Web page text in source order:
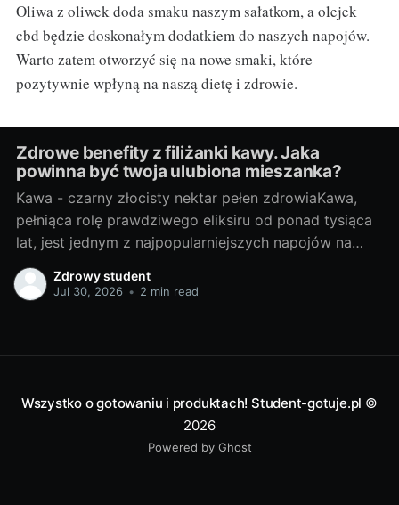
Oliwa z oliwek doda smaku naszym sałatkom, a olejek
cbd będzie doskonałym dodatkiem do naszych napojów.
Warto zatem otworzyć się na nowe smaki, które
pozytywnie wpłyną na naszą dietę i zdrowie.
Zdrowe benefity z filiżanki kawy. Jaka
powinna być twoja ulubiona mieszanka?
Kawa - czarny złocisty nektar pełen zdrowiaKawa,
pełniąca rolę prawdziwego eliksiru od ponad tysiąca
lat, jest jednym z najpopularniejszych napojów na
świecie. Początki jej historii sięgają Etiopii, skąd
kawowe ziarna rozpoczęły swoją podróż na Bliski
Zdrowy student
Jul 30, 2026 • 2 min read
Wszystko o gotowaniu i produktach! Student-gotuje.pl ©
2026
Powered by Ghost